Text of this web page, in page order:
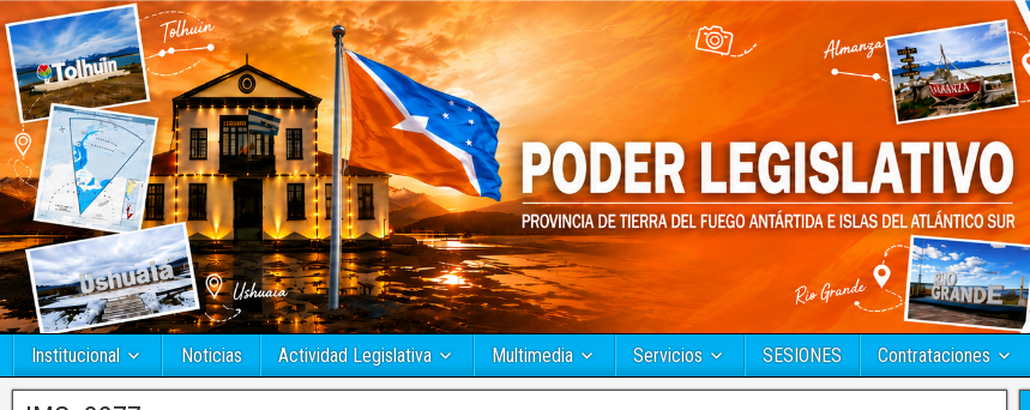
Institucional Noticias Actividad Legislativa Multimedia Servicios SESIONES Contrataciones